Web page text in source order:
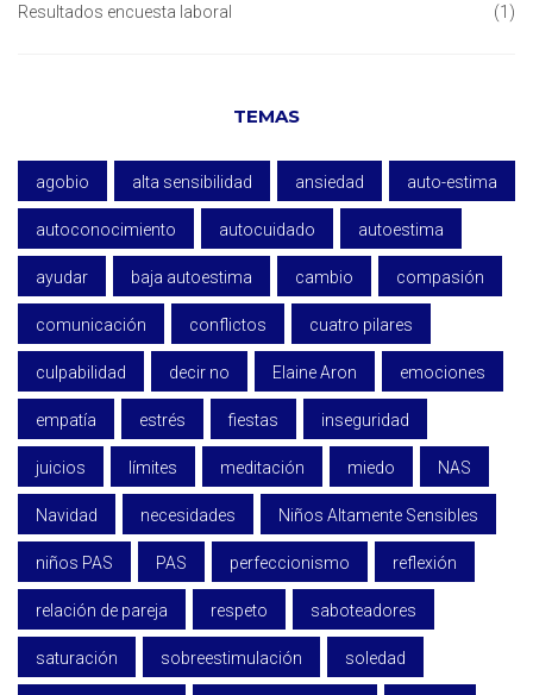
Resultados encuesta laboral
(1)
TEMAS
agobio alta sensibilidad ansiedad auto-estima
autoconocimiento autocuidado autoestima
ayudar baja autoestima cambio compasión
comunicación conflictos cuatro pilares
culpabilidad decir no Elaine Aron emociones
empatía estrés fiestas inseguridad
juicios límites meditación miedo NAS
Navidad necesidades Niños Altamente Sensibles
niños PAS PAS perfeccionismo reflexión
relación de pareja respeto saboteadores
saturación sobreestimulación soledad